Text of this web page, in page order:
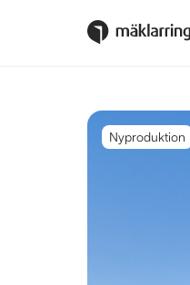
Nyproduktion